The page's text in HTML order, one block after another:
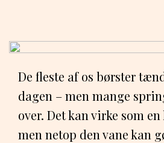
De fleste af os børster
dagen – men mange
over. Det kan virke som
men netop den vane kan